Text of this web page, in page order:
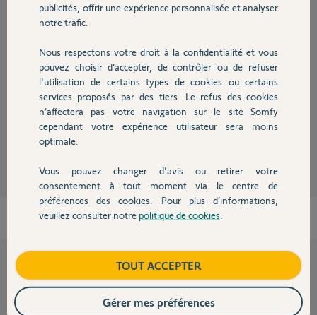
Domotique
Chauffage
Autres produits
Devis avec un pro
Contact
Réponses
Bonjour
Non pas de capteur pluie compatible Tahoma
Au mieux vous avez le capteur d'eau qui est compatible!
Questions liées
publicités, offrir une expérience personnalisée et analyser
notre trafic.
Nous respectons votre droit à la confidentialité et vous
pouvez choisir d’accepter, de contrôler ou de refuser
l'utilisation de certains types de cookies ou certains
services proposés par des tiers. Le refus des cookies
n’affectera pas votre navigation sur le site Somfy
cependant votre expérience utilisateur sera moins
optimale.
Vous pouvez changer d'avis ou retirer votre
consentement à tout moment via le centre de
préférences des cookies. Pour plus d’informations,
veuillez consulter notre politique de cookies
TOUT ACCEPTER
Gérer mes préférences